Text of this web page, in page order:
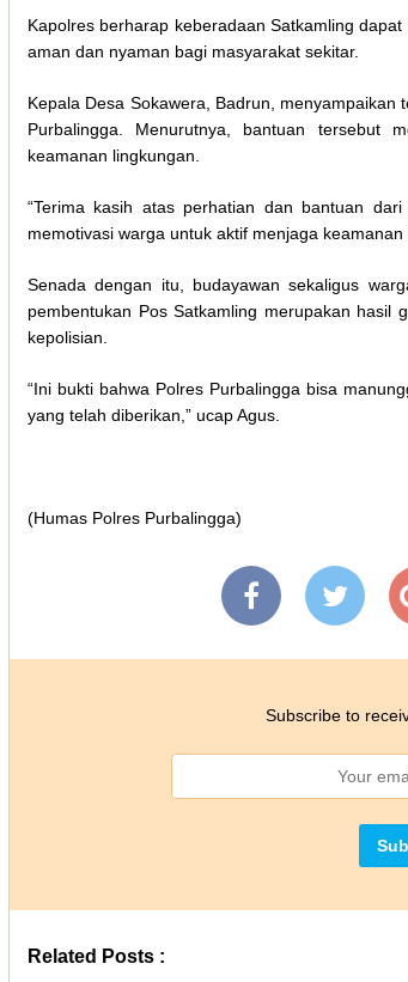
Kapolres berharap keberadaan Satkamling
aman dan nyaman bagi masyarakat sekitar.
Kepala Desa Sokawera, Badrun,
Purbalingga. Menurutnya, bantuan tersebut
keamanan lingkungan.
“Terima kasih atas perhatian dan bantuan
memotivasi warga untuk aktif menjaga keamanan
Senada dengan itu, budayawan sekaligus
pembentukan Pos Satkamling merupakan
kepolisian.
“Ini bukti bahwa Polres Purbalingga bisa
yang telah diberikan,” ucap Agus.
(Humas Polres Purbalingga)
Subscribe to
Related Posts :